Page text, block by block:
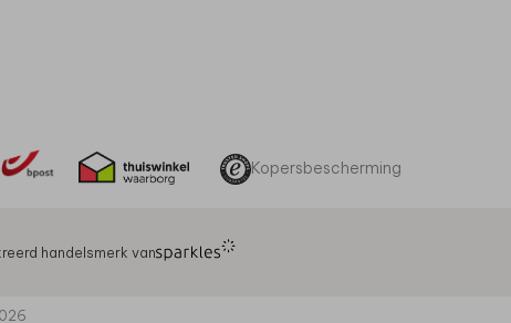
Kopersbescherming
handelsmerk van